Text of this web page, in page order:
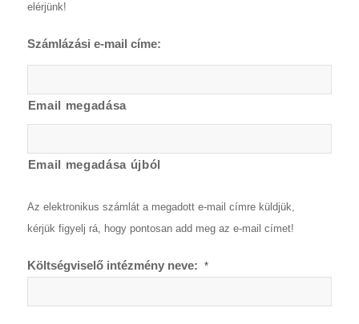
elérjünk!
Számlázási e-mail címe:
Email megadása
Email megadása újból
Az elektronikus számlát a megadott e-mail címre küldjük,
kérjük figyelj rá, hogy pontosan add meg az e-mail címet!
Költségviselő intézmény neve: *